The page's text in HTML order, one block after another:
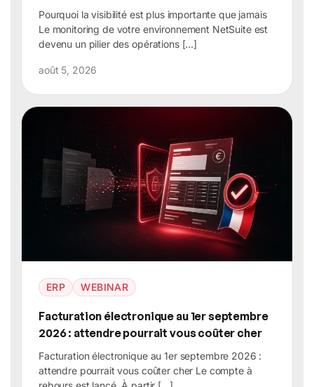
Pourquoi la visibilité est plus importante que jamais
Le monitoring de votre environnement NetSuite est
devenu un pilier des opérations […]
août 5, 2026
ERP WEBINAR
Facturation électronique au 1er septembre
2026 : attendre pourrait vous coûter cher
Facturation électronique au 1er septembre 2026 :
attendre pourrait vous coûter cher Le compte à